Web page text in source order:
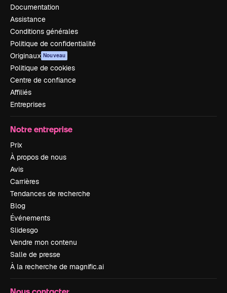
Documentation
Assistance
Conditions générales
Politique de confidentialité
Originaux Nouveau
Politique de cookies
Centre de confiance
Affiliés
Entreprises
Notre entreprise
Prix
À propos de nous
Avis
Carrières
Tendances de recherche
Blog
Événements
Slidesgo
Vendre mon contenu
Salle de presse
À la recherche de magnific.ai